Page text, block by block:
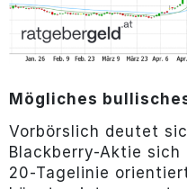
Mögliches
Vorbörslich deutet
Blackberry-Aktie
20-Tagelinie